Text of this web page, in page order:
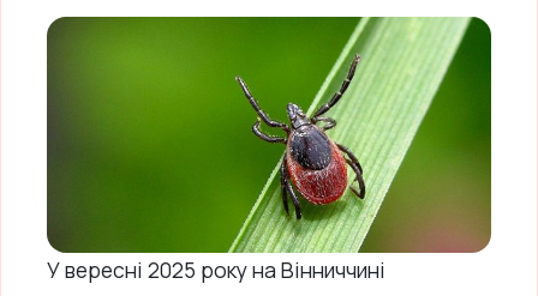
У вересні 2025 року на Вінниччині